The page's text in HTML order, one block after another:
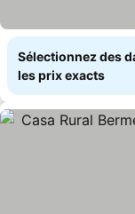
Sélectionnez des
les prix exacts